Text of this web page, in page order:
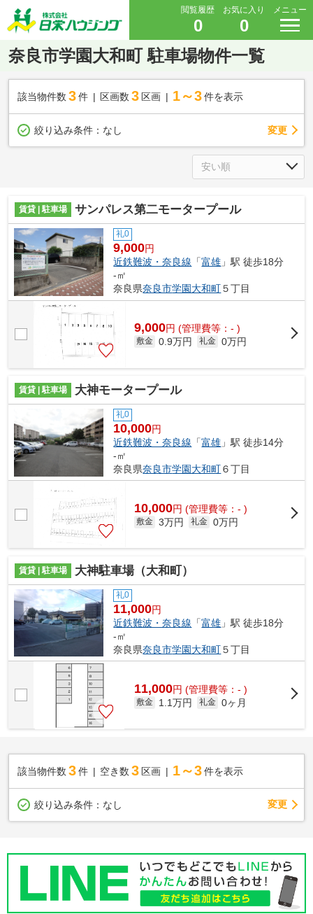
閲覧履歴
0
お気に入り
0
メニュー
奈良市学園大和町 駐車場物件一覧
該当物件数 3件 区画数 3 区画 1～3 件を表示
絞り込み条件： なし 変更
賃貸 | 駐車場 サンパレス第二モータープール
礼0
9,000円
近鉄難波・奈良線 「富雄 」駅 徒歩18分
-㎡
奈良県奈良市学園大和町５丁目
9,000円 (管理費等：- )
敷金 0.9万円 礼金 0万円
賃貸 | 駐車場 大神モータープール
礼0
10,000円
近鉄難波・奈良線 「富雄 」駅 徒歩14分
-㎡
奈良県奈良市学園大和町６丁目
10,000円 (管理費等：- )
敷金 3万円 礼金 0万円
賃貸 | 駐車場 大神駐車場（大和町）
礼0
11,000円
近鉄難波・奈良線 「富雄 」駅 徒歩18分
-㎡
奈良県奈良市学園大和町５丁目
11,000円 (管理費等：- )
敷金 1.1万円 礼金 0ヶ月
該当物件数 3件 空き数 3 区画 1～3 件を表示
絞り込み条件： なし 変更